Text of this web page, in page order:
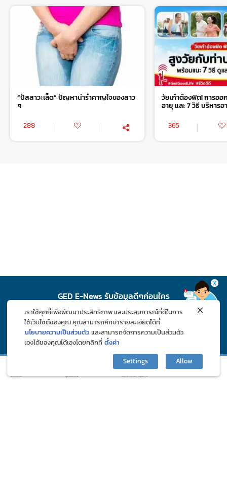
“ปัสสาวะเล็ด” ปัญหาน่ารำคาญใจของสาว
ๆ
288
วัยเก๋าต้องฟิต! การออ
อายุ และ 7 วิธี บริหาร
365
GED E-News รับข้อมูลดีๆก่อนใคร
บทความ ภูมิแพ้คลับ
X
เราใช้คุกกี้เพื่อพัฒนาประสิทธิภาพ และประสบการณ์ที่ดีในการ
ใช้เว็บไซต์ของคุณ คุณสามารถศึกษารายละเอียดได้ที่
นโยบายความเป็นส่วนตัว และสามารถจัดการความเป็นส่วนตัว
เองได้ของคุณได้เองโดยคลิกที่ ตั้งค่า
Settings
Allow